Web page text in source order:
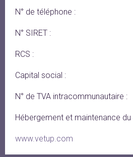
N° de téléphone :
N° SIRET :
RCS :
Capital social :
N° de TVA intracommunautaire :
Hébergement et maintenance
www.vetup.com